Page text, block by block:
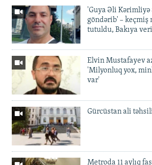
'Guya Əli
göndərib' – keçmiş
tutuldu, Bakıya
Elvin Mustafayev
'Milyonluq yox,
var'
Gürcüstan ali
Metroda 11 aylıq